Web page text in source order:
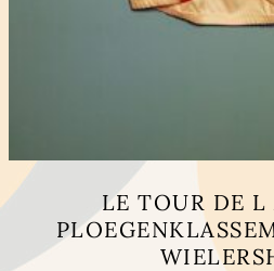
LE TOUR DE